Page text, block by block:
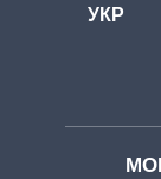
УКР